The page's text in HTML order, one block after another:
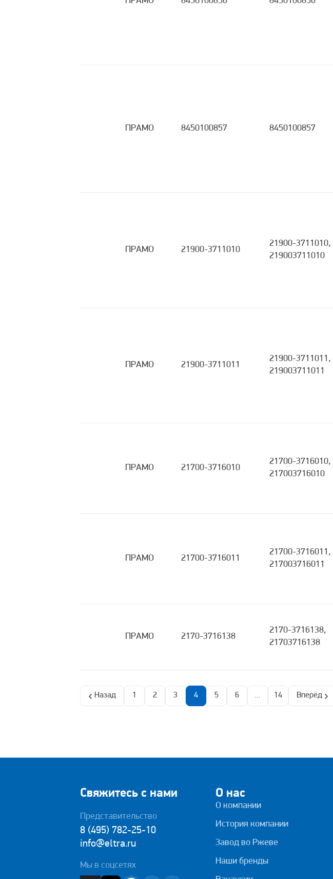
ПРАМО 8450100857 8450100857
ПРАМО 21900-3711010
21900-3711010,
219003711010
ПРАМО 21900-3711011
21900-3711011,
219003711011
ПРАМО 21700-3716010
21700-3716010,
217003716010
ПРАМО 21700-3716011
21700-3716011,
217003716011
ПРАМО 2170-3716138
2170-3716138,
21703716138
Назад 1 2 3 4 5 6 ... 14 Вперёд
Свяжитесь с нами
Представительство
8 (495) 782-25-10
info@eltra.ru
Мы в соцсетях
О нас
О компании
История компании
Завод во Ржеве
Наши бренды